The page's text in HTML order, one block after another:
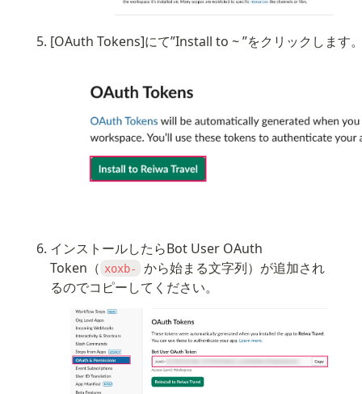
[OAuth Tokens]にて”Install to ~ ”をクリックします
インストールしたらBot User OAuth
Token（ xoxb-
から始まる文字列）が追加され
るのでコピーしてください。